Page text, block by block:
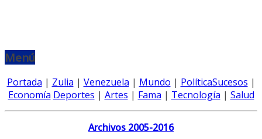
Menú
Portada | Zulia | Venezuela | Mundo | PolíticaSucesos |
Economía Deportes | Artes | Fama | Tecnología | Salud
Archivos 2005-2016